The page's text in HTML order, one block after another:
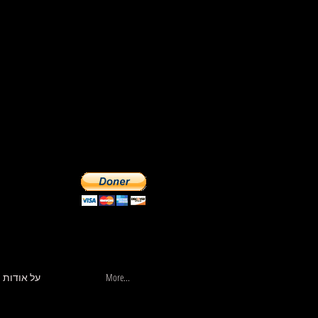
על אודות More...